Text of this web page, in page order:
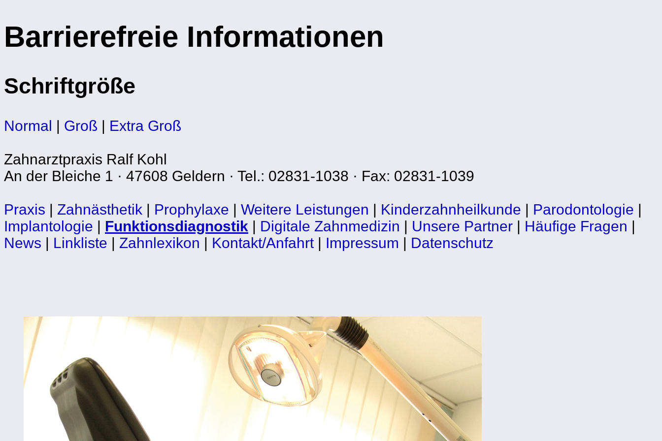
Barrierefreie Informationen
Schriftgröße
Normal | Groß | Extra Groß
Zahnarztpraxis Ralf Kohl
An der Bleiche 1 · 47608 Geldern · Tel.: 02831-1038 · Fax: 02831-1039
Praxis | Zahnästhetik | Prophylaxe | Weitere Leistungen | Kinderzahnheilkunde | Parodontologie |
Implantologie | Funktionsdiagnostik | Digitale Zahnmedizin | Unsere Partner | Häufige Fragen |
News | Linkliste | Zahnlexikon | Kontakt/Anfahrt| Impressum | Datenschutz